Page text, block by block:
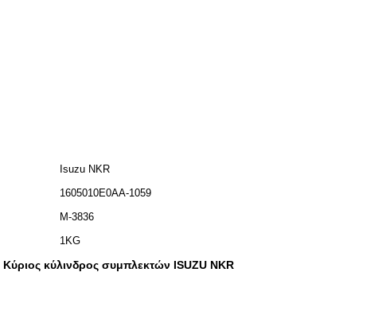
Isuzu NKR
1605010E0AA-1059
Μ-3836
1KG
Κύριος κύλινδρος συμπλεκτών ISUZU NKR